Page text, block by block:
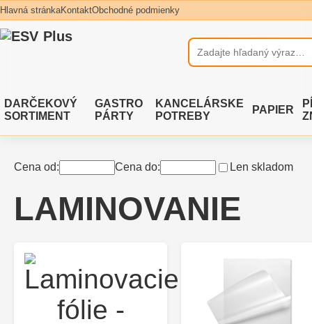
Hlavná stránkaKontaktObchodné podmienky
DARČEKOVÝ
SORTIMENT
GASTRO
PÁRTY
KANCELÁRSKE
POTREBY
PAPIER
Cena od: Cena do: Len skladom
LAMINOVANIE